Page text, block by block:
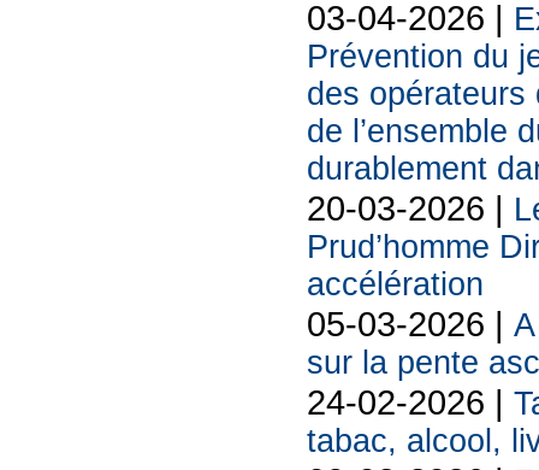
03-04-2026 |
Prévention du
des opérateurs
de l’ensemble
durablement
20-03-2026 |
Prud’homme
accélération
05-03-2026 |
sur la pente
24-02-2026 |
tabac, alcool,